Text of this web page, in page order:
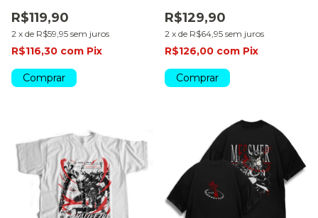
R$119,90
2 x de R$59,95 sem juros
R$116,30 com Pix
Comprar
R$129,90
2 x de R$64,95 sem juros
R$126,00 com Pix
Comprar